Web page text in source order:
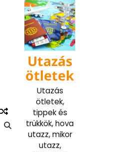
content
Utazás
ötletek
Utazás
ötletek,
tippek és
trükkök, hova
utazz, mikor
utazz,